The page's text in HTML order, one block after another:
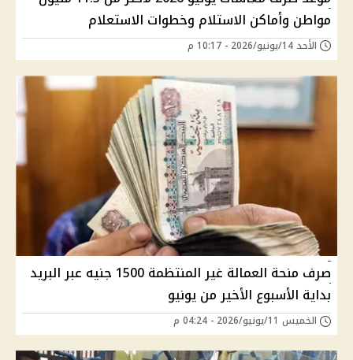
مواطن وأماكن الاستلام وخطوات الاستعلام
الأحد 14/يونيو/2026 - 10:17 م
صرف منحة العمالة غير المنتظمة 1500 جنيه عبر البريد
بداية الأسبوع الأخير من يونيو
الخميس 11/يونيو/2026 - 04:24 م